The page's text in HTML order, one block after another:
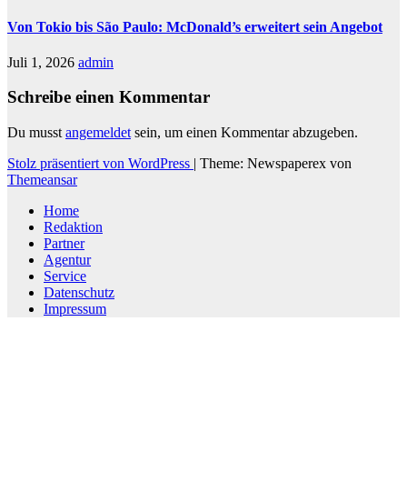
Von Tokio bis São Paulo: McDonald’s erweitert sein Angebot
Juli 1, 2026 admin
Schreibe einen Kommentar
Du musst angemeldet sein, um einen Kommentar abzugeben.
Stolz präsentiert von WordPress | Theme: Newspaperex von
Themeansar
Home
Redaktion
Partner
Agentur
Service
Datenschutz
Impressum